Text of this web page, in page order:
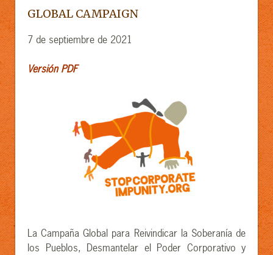
GLOBAL CAMPAIGN
7 de septiembre de 2021
Versión PDF
La Campaña Global para Reivindicar la Soberanía de
los Pueblos, Desmantelar el Poder Corporativo y